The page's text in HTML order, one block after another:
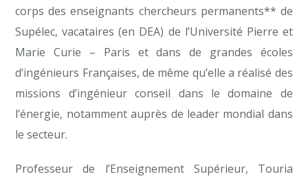
corps des enseignants chercheurs permanents** de
Supélec, vacataires (en DEA) de l’Université Pierre et
Marie Curie – Paris et dans de grandes écoles
d’ingénieurs Françaises, de même qu’elle a réalisé des
missions d’ingénieur conseil dans le domaine de
l’énergie, notamment auprès de leader mondial dans
le secteur.
Professeur de l’Enseignement Supérieur, Touria